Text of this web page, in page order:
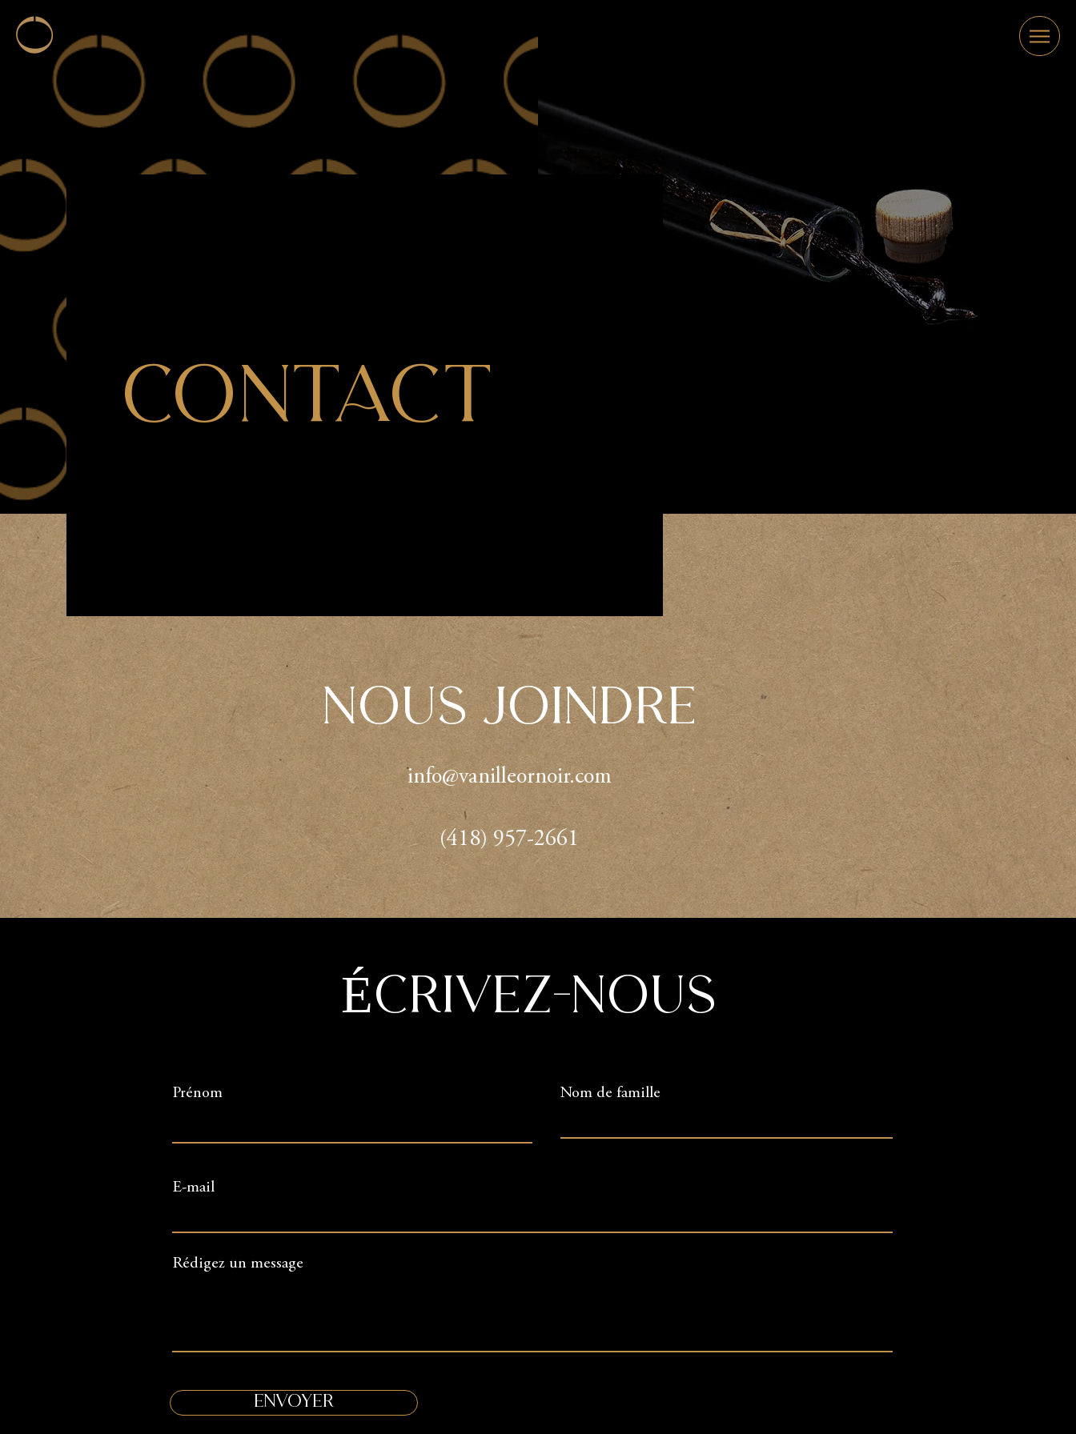
NOUS JOINDRE
info@vanilleornoir.com
(418) 957-2661
CONTACT
ÉCRIVEZ-NOUS
Prénom Nom de famille
E-mail
Rédigez un message
Envoyer